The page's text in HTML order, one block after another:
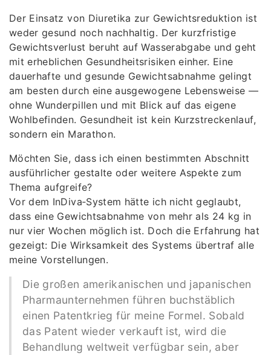
Der Einsatz von Diuretika zur Gewichtsreduktion ist
weder gesund noch nachhaltig. Der kurzfristige
Gewichtsverlust beruht auf Wasserabgabe und geht
mit erheblichen Gesundheitsrisiken einher. Eine
dauerhafte und gesunde Gewichtsabnahme gelingt
am besten durch eine ausgewogene Lebensweise —
ohne Wunderpillen und mit Blick auf das eigene
Wohlbefinden. Gesundheit ist kein Kurzstreckenlauf,
sondern ein Marathon.
Möchten Sie, dass ich einen bestimmten Abschnitt
ausführlicher gestalte oder weitere Aspekte zum
Thema aufgreife?
Vor dem InDiva‑System hätte ich nicht geglaubt,
dass eine Gewichtsabnahme von mehr als 24 kg in
nur vier Wochen möglich ist. Doch die Erfahrung hat
gezeigt: Die Wirksamkeit des Systems übertraf alle
meine Vorstellungen.
Die großen amerikanischen und japanischen
Pharmaunternehmen führen buchstäblich
einen Patentkrieg für meine Formel. Sobald
das Patent wieder verkauft ist, wird die
Behandlung weltweit verfügbar sein, aber